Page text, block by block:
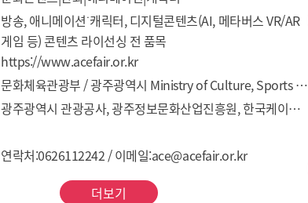
방송, 애니메이션˙캐릭터, 디지털콘텐츠(AI, 메타버스 VR/AR
게임 등) 콘텐츠 라이선싱 전 품목
https://www.acefair.or.kr
문화체육관광부 / 광주광역시 Ministry of Culture, Sports and Tourism / Gwangju Metropolitan City
광주광역시 관광공사, 광주정보문화산업진흥원, 한국케이블TV방송협회, 광주디자인진흥원, KOTRA
연락처:0626112242 / 이메일:ace@acefair.or.kr
더보기